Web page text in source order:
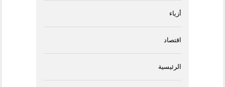
أزياء
اقتصاد
الرئيسية